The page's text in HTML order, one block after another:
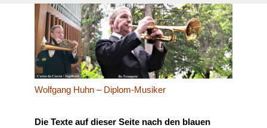
Wolfgang Huhn – Diplom-Musiker
Die Texte auf dieser Seite nach den blauen